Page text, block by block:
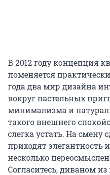
В 2012 году концепция
поменяется
года два мир дизайна
вокруг пастельных
минимализма и
такого внешнего
слегка устать. На смену
приходят элегантность
несколько
Согласитесь, диваном